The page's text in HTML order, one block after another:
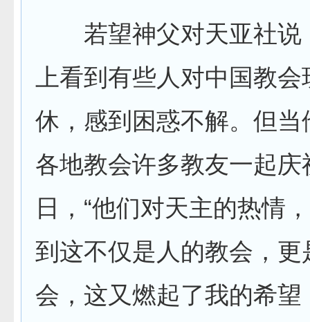
若望神父对天亚社说
上看到有些人对中国教
休，感到困惑不解。但当
各地教会许多教友一起庆
日，“他们对天主的热情
到这不仅是人的教会，更
会，这又燃起了我的希望